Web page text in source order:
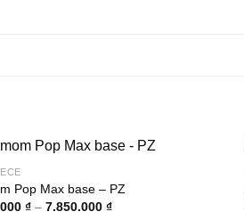
Pop Max base – PZ
₫ – 7.850.000 ₫Khoảng